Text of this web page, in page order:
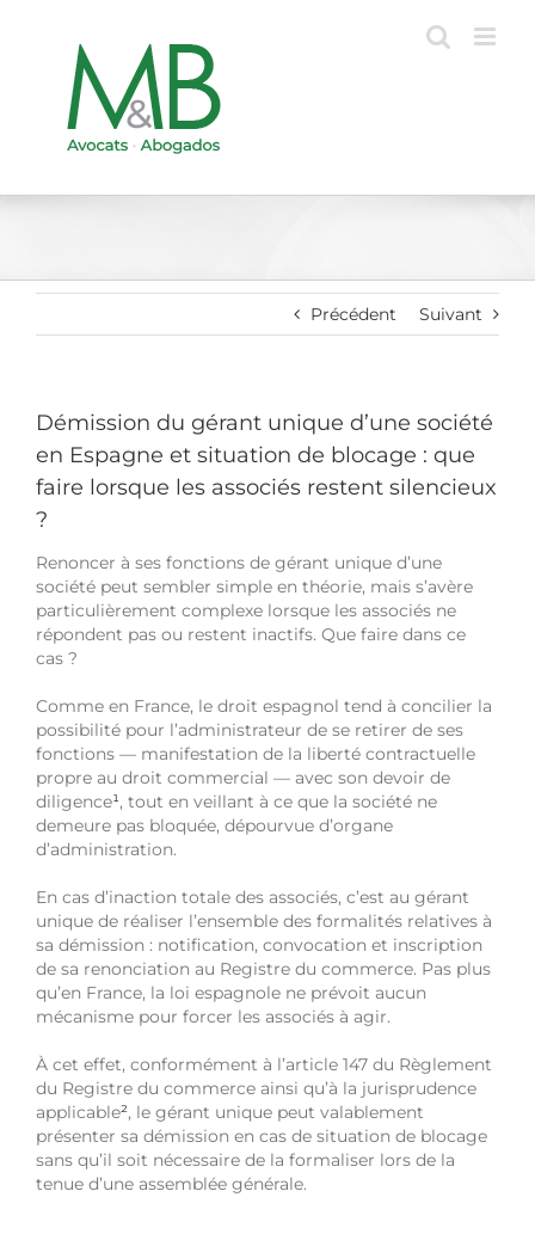
Précédent Suivant
Démission du gérant unique d’une société
en Espagne et situation de blocage : que
faire lorsque les associés restent silencieux
?
Renoncer à ses fonctions de gérant unique d’une
société peut sembler simple en théorie, mais s’avère
particulièrement complexe lorsque les associés ne
répondent pas ou restent inactifs. Que faire dans ce
cas ?
Comme en France, le droit espagnol tend à concilier la
possibilité pour l’administrateur de se retirer de ses
fonctions — manifestation de la liberté contractuelle
propre au droit commercial — avec son devoir de
diligence¹, tout en veillant à ce que la société ne
demeure pas bloquée, dépourvue d’organe
d’administration.
En cas d’inaction totale des associés, c’est au gérant
unique de réaliser l’ensemble des formalités relatives à
sa démission : notification, convocation et inscription
de sa renonciation au Registre du commerce. Pas plus
qu’en France, la loi espagnole ne prévoit aucun
mécanisme pour forcer les associés à agir.
À cet effet, conformément à l’article 147 du Règlement
du Registre du commerce ainsi qu’à la jurisprudence
applicable², le gérant unique peut valablement
présenter sa démission en cas de situation de blocage
sans qu’il soit nécessaire de la formaliser lors de la
tenue d’une assemblée générale.